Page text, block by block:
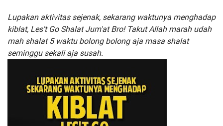
Lupakan aktivitas sejenak, sekarang waktunya menghadap
kiblat, Les't Go Shalat Jum'at Bro! Takut Allah marah udah
mah shalat 5 waktu bolong bolong aja masa shalat
seminggu sekali aja susah.